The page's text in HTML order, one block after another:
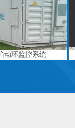
动环监控系统